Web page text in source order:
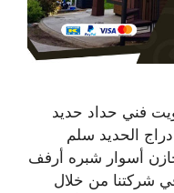
فني حداد حديد
الحديد سلم
أسوار شبره أرفف
شركتنا من خلال